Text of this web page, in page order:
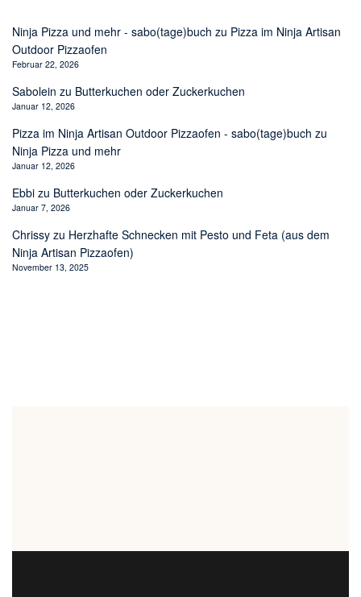
Ninja Pizza und mehr - sabo(tage)buch zu Pizza im Ninja Artisan
Outdoor Pizzaofen
Februar 22, 2026
Sabolein zu Butterkuchen oder Zuckerkuchen
Januar 12, 2026
Pizza im Ninja Artisan Outdoor Pizzaofen - sabo(tage)buch zu
Ninja Pizza und mehr
Januar 12, 2026
Ebbi zu Butterkuchen oder Zuckerkuchen
Januar 7, 2026
Chrissy zu Herzhafte Schnecken mit Pesto und Feta (aus dem
Ninja Artisan Pizzaofen)
November 13, 2025